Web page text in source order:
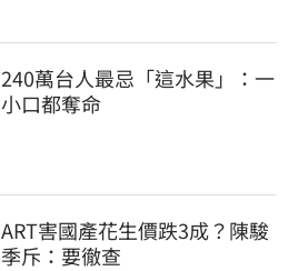
240萬台人最忌「這水果」：一
小口都奪命
ART害國產花生價跌3成？陳駿
季斥：要徹查